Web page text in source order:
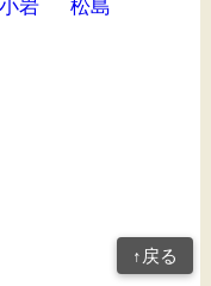
岩
松島
↑戻る